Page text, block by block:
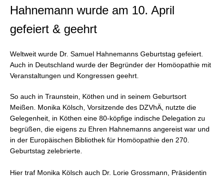
Hahnemann wurde am 10. April
gefeiert & geehrt
Weltweit wurde Dr. Samuel Hahnemanns Geburtstag gefeiert.
Auch in Deutschland wurde der Begründer der Homöopathie mit
Veranstaltungen und Kongressen geehrt.
So auch in Traunstein, Köthen und in seinem Geburtsort
Meißen. Monika Kölsch, Vorsitzende des DZVhÄ, nutzte die
Gelegenheit, in Köthen eine 80-köpfige indische Delegation zu
begrüßen, die eigens zu Ehren Hahnemanns angereist war und
in der Europäischen Bibliothek für Homöopathie den 270.
Geburtstag zelebrierte.
Hier traf Monika Kölsch auch Dr. Lorie Grossmann, Präsidentin